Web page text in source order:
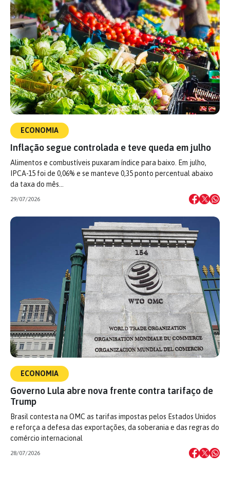
ECONOMIA
Inflação segue controlada e teve queda em julho
Alimentos e combustíveis puxaram índice para baixo. Em julho,
IPCA-15 foi de 0,06% e se manteve 0,35 ponto percentual abaixo
da taxa do mês…
29/07/2026
ECONOMIA
Governo Lula abre nova frente contra tarifaço de
Trump
Brasil contesta na OMC as tarifas impostas pelos Estados Unidos
e reforça a defesa das exportações, da soberania e das regras do
comércio internacional
28/07/2026